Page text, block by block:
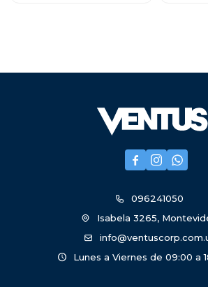
  
096241050
Isabela 3265,
Lunes a Viernes de 09:00 a